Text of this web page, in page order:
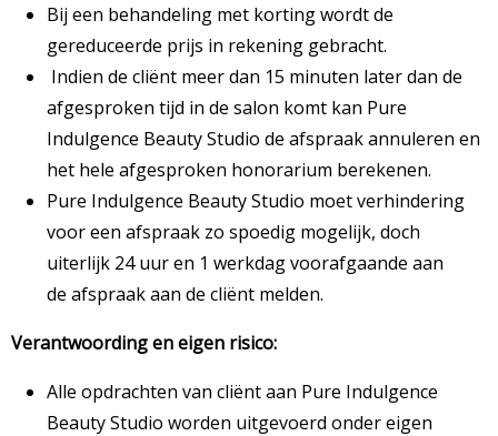
Bij een behandeling met korting wordt de
gereduceerde prijs in rekening gebracht.
Indien de cliënt meer dan 15 minuten later dan de
afgesproken tijd in de salon komt kan Pure
Indulgence Beauty Studio de afspraak annuleren en
het hele afgesproken honorarium berekenen.
Pure Indulgence Beauty Studio moet verhindering
voor een afspraak zo spoedig mogelijk, doch
uiterlijk 24 uur en 1 werkdag voorafgaande aan
de afspraak aan de cliënt melden.
Verantwoording en eigen risico:
Alle opdrachten van cliënt aan Pure Indulgence
Beauty Studio worden uitgevoerd onder eigen